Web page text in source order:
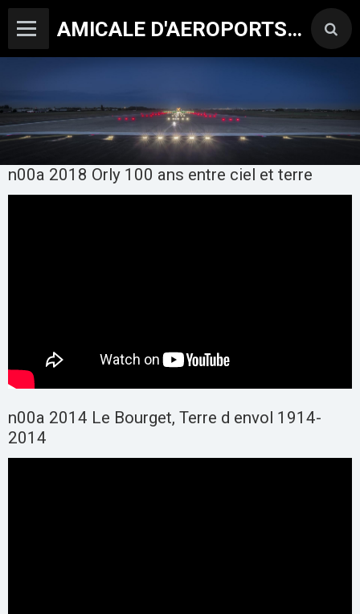
AMICALE D'AEROPORTS DE PARIS
n00a 2018 Orly 100 ans entre ciel et terre
n00a 2014 Le Bourget, Terre d envol 1914-
2014